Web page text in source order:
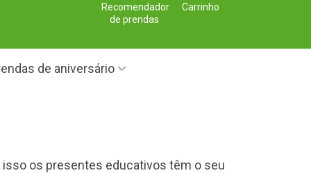
Carrinho
Recomendador
de prendas
de aniversário
isso os presentes educativos têm o seu